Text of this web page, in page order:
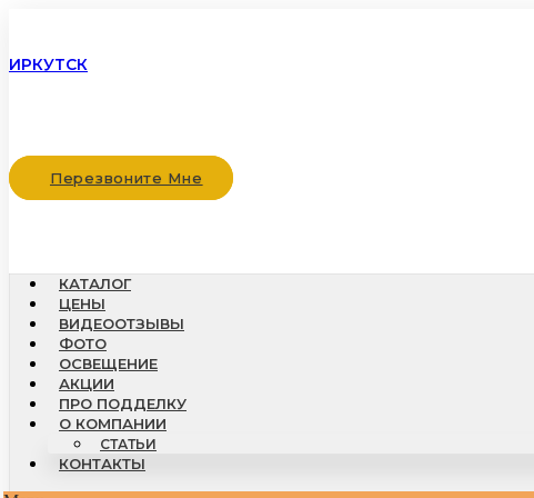
ИРКУТСК
Перезвоните Мне
КАТАЛОГ
ЦЕНЫ
ВИДЕООТЗЫВЫ
ФОТО
ОСВЕЩЕНИЕ
АКЦИИ
ПРО ПОДДЕЛКУ
О КОМПАНИИ
СТАТЬИ
КОНТАКТЫ